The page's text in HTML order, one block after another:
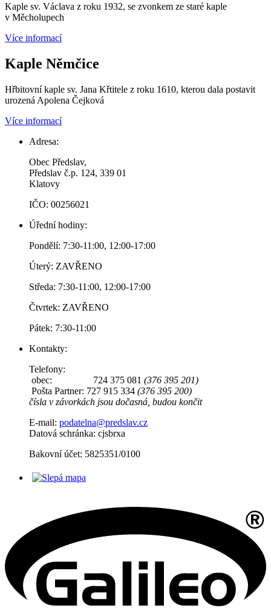
Kaple sv. Václava z roku 1932, se zvonkem ze staré kaple
v Měcholupech
Více informací
Kaple Němčice
Hřbitovní kaple sv. Jana Křtitele z roku 1610, kterou dala postavit
urozená Apolena Čejková
Více informací
Adresa:
Obec Předslav,
Předslav č.p. 124, 339 01
Klatovy
IČO: 00256021
Úřední hodiny:
Pondělí: 7:30-11:00, 12:00-17:00
Úterý: ZAVŘENO
Středa: 7:30-11:00, 12:00-17:00
Čtvrtek: ZAVŘENO
Pátek: 7:30-11:00
Kontakty:
Telefony:
obec: 724 375 081 (376 395 201)
Pošta Partner: 727 915 334 (376 395 200)
čísla v závorkách jsou dočasná, budou končit
E-mail: podatelna@predslav.cz
Datová schránka: cjsbrxa
Bakovní účet: 5825351/0100